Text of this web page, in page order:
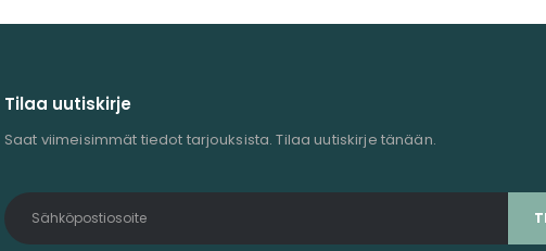
Tilaa uutiskirje
Saat viimeisimmät tiedot tarjouksista. Tilaa uutiskirje tänään.